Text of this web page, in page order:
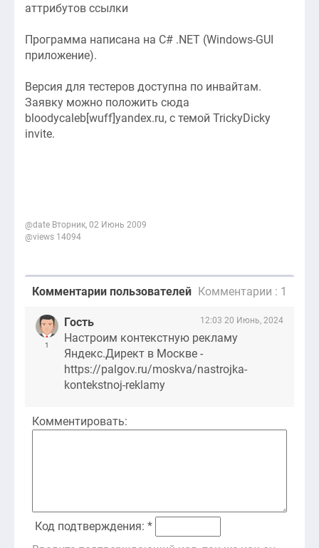
аттрибутов ссылки
Программа написана на C# .NET (Windows-GUI
приложение).
Версия для тестеров доступна по инвайтам.
Заявку можно положить сюда
bloodycaleb[wuff]yandex.ru, с темой TrickyDicky
invite.
@date Вторник, 02 Июнь 2009
@views 14094
Комментарии пользователей Комментарии : 1
1
Гость 12:03 20 Июнь, 2024
Настроим контекстную рекламу
Яндекс.Директ в Москве -
https://palgov.ru/moskva/nastrojka-
kontekstnoj-reklamy
Комментировать:
Код подтверждения: *